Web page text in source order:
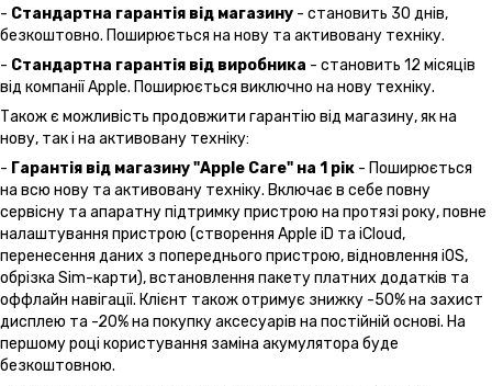
- Стандартна гарантія від магазину - становить 30 днів,
безкоштовно. Поширюється на нову та активовану техніку.
- Стандартна гарантія від виробника - становить 12 місяців
від компанії Apple. Поширюється виключно на нову техніку.
Також є можливість продовжити гарантію від магазину, як на
нову, так і на активовану техніку:
- Гарантія від магазину "Apple Care" на 1 рік - Поширюється
на всю нову та активовану техніку. Включає в себе повну
сервісну та апаратну підтримку пристрою на протязі року, повне
налаштування пристрою (створення Apple iD та iCloud,
перенесення даних з попереднього пристрою, відновлення іOS,
обрізка Sim-карти), встановлення пакету платних додатків та
оффлайн навігації. Клієнт також отримує знижку -50% на захист
дисплею та -20% на покупку аксесуарів на постійній основі. На
першому році користування заміна акумулятора буде
безкоштовною.